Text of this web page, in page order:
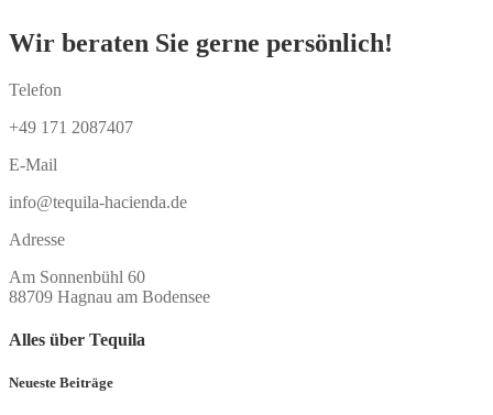
Wir beraten Sie gerne persönlich!
Telefon
+49 171 2087407
E-Mail
info@tequila-hacienda.de
Adresse
Am Sonnenbühl 60
88709 Hagnau am Bodensee
Alles über Tequila
Neueste Beiträge